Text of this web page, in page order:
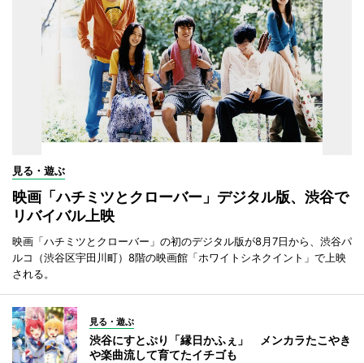
見る・遊ぶ
映画「ハチミツとクローバー」デジタル版、渋谷で
リバイバル上映
映画「ハチミツとクローバー」の初のデジタル版が8月7日から、渋谷パ
ルコ（渋谷区宇田川町）8階の映画館「ホワイトシネクイント」で上映
される。
見る・遊ぶ
渋谷にすとぷり「縁日かふぇ」 メンカラたこやき
や楽曲流して育てたイチゴも